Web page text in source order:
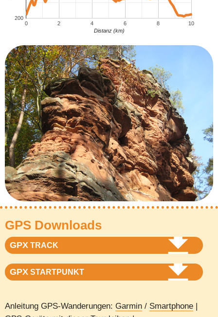
0 2 4 6 8 10
200
Distanz (km)
GPS Downloads
GPX TRACK
GPX STARTPUNKT
Anleitung GPS-Wanderungen: Garmin / Smartphone